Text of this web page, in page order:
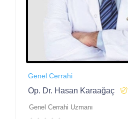
Genel Cerrahi
Op. Dr. Hasan Karaağaç
Genel Cerrahi Uzmanı